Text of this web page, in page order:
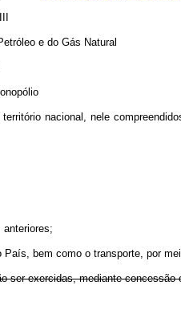
e do Gás Natural
nacional, nele
bem como o transporte, por
exercidas, mediante